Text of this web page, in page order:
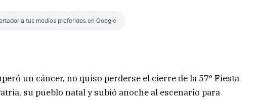
a tus medios preferidos en Google
un cáncer, no quiso perderse el cierre de la 57º Fiesta
su pueblo natal y subió anoche al escenario para